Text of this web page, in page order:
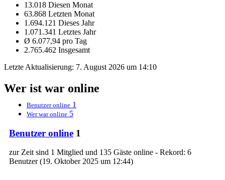
13.018 Diesen Monat
63.868 Letzten Monat
1.694.121 Dieses Jahr
1.071.341 Letztes Jahr
Ø 6.077,94 pro Tag
2.765.462 Insgesamt
Letzte Aktualisierung: 7. August 2026 um 14:10
Wer ist war online
Benutzer online 1
Wer war online 5
Benutzer online 1
zur Zeit sind 1 Mitglied und 135 Gäste online - Rekord: 6
Benutzer (19. Oktober 2025 um 12:44)